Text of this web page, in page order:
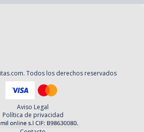
. Todos los derechos reservados
Aviso Legal
Política de privacidad